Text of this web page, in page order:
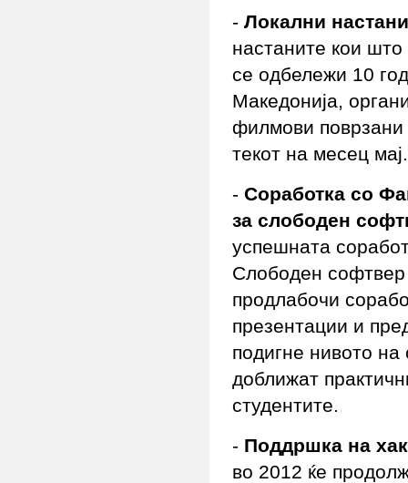
- Локални
настаните кои што
се одбележи 10
Македонија,
филмови поврзани
текот на месец мај.
- Соработка со
за слободен
успешната
Слободен
продлабочи
презентации и
подигне нивото
доближат
студентите.
- Поддршка на
во 2012 ќе